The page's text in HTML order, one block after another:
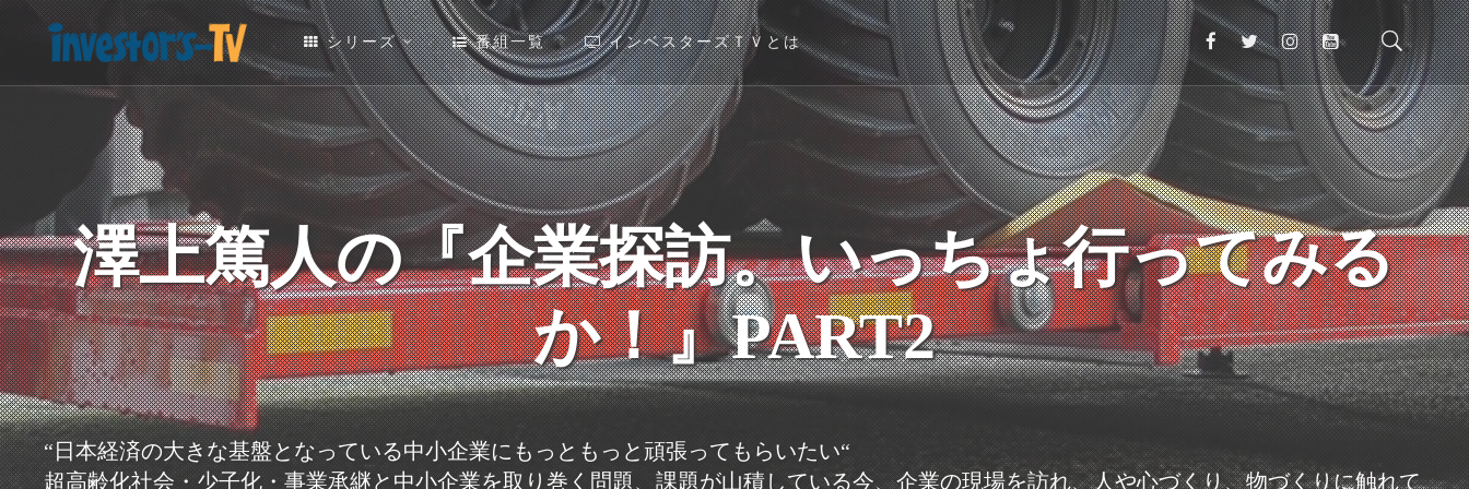
シリーズ 番組一覧 インベスターズＴＶとは
澤上篤人の『企業探訪。いっちょ行ってみる
か！』PART2
“日本経済の大きな基盤となっている中小企業にもっともっと頑張ってもらいたい“
超高齢化社会・少子化・事業承継と中小企業を取り巻く問題、課題が山積している今、企業の現場を訪れ、人や心づくり、物づくりに触れて